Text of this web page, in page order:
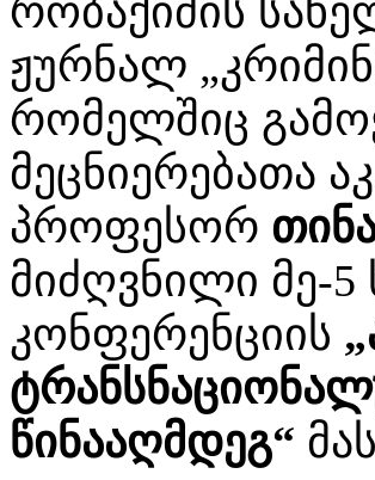
რობაქიძის
ჟურნალ
რომელშიც
მეცნიერებათა
პროფესორ
მიძღვნილი მე-
კონფერენციის
წინააღმდეგ“